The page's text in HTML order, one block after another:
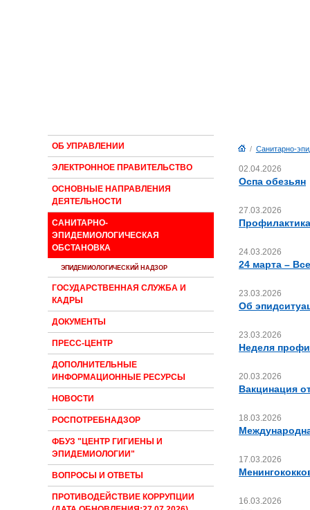
ОБ УПРАВЛЕНИИ
ЭЛЕКТРОННОЕ ПРАВИТЕЛЬСТВО
ОСНОВНЫЕ НАПРАВЛЕНИЯ
ДЕЯТЕЛЬНОСТИ
САНИТАРНО-
ЭПИДЕМИОЛОГИЧЕСКАЯ
ОБСТАНОВКА
ЭПИДЕМИОЛОГИЧЕСКИЙ НАДЗОР
ГОСУДАРСТВЕННАЯ СЛУЖБА И
КАДРЫ
ДОКУМЕНТЫ
ПРЕСС-ЦЕНТР
ДОПОЛНИТЕЛЬНЫЕ
ИНФОРМАЦИОННЫЕ РЕСУРСЫ
НОВОСТИ
РОСПОТРЕБНАДЗОР
ФБУЗ "ЦЕНТР ГИГИЕНЫ И
ЭПИДЕМИОЛОГИИ"
ВОПРОСЫ И ОТВЕТЫ
ПРОТИВОДЕЙСТВИЕ КОРРУПЦИИ
/ Санитарно-
02.04.2026
Оспа обезьян
27.03.2026
24.03.2026
24 марта –
23.03.2026
Об
23.03.2026
Неделя
20.03.2026
Вакцинация
18.03.2026
17.03.2026
16.03.2026